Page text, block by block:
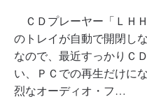
ＣＤプレーヤー「ＬＨ
のトレイが自動で開閉し
なので、最近すっかりＣ
い、ＰＣでの再生だけ
烈なオーディオ・フ…